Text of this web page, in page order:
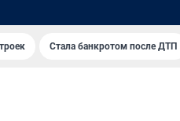
Стала банкротом после ДТП